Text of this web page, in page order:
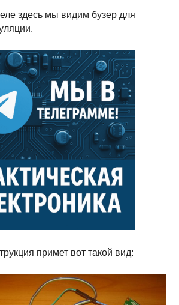
здесь мы видим бузер для
примет вот такой вид: